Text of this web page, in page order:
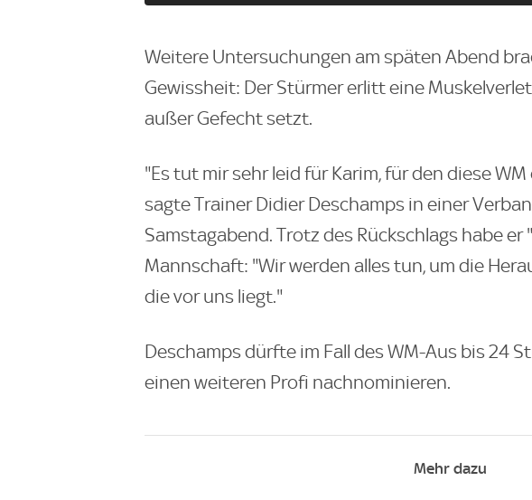
Weitere Untersuchungen am späten Abend
Gewissheit: Der Stürmer erlitt eine
außer Gefecht setzt.
"Es tut mir sehr leid für Karim, für den diese
sagte Trainer Didier Deschamps in einer
Samstagabend. Trotz des Rückschlags habe
Mannschaft: "Wir werden alles tun, um die
die vor uns liegt."
Deschamps dürfte im Fall des WM-Aus bis 24
einen weiteren Profi nachnominieren.
Mehr dazu